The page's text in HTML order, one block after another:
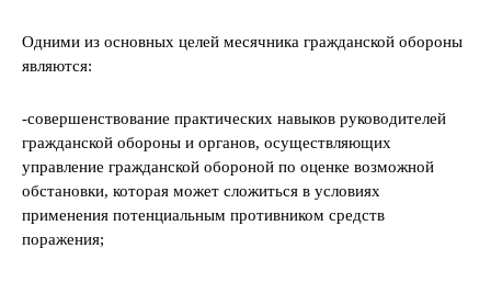
Одними из основных целей месячника гражданской обороны
являются:
-совершенствование практических навыков руководителей
гражданской обороны и органов, осуществляющих
управление гражданской обороной по оценке возможной
обстановки, которая может сложиться в условиях
применения потенциальным противником средств
поражения;